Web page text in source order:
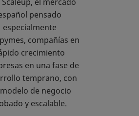
pensado
especialmente
compañías en
crecimiento
en una fase de
temprano, con
de negocio
y escalable.